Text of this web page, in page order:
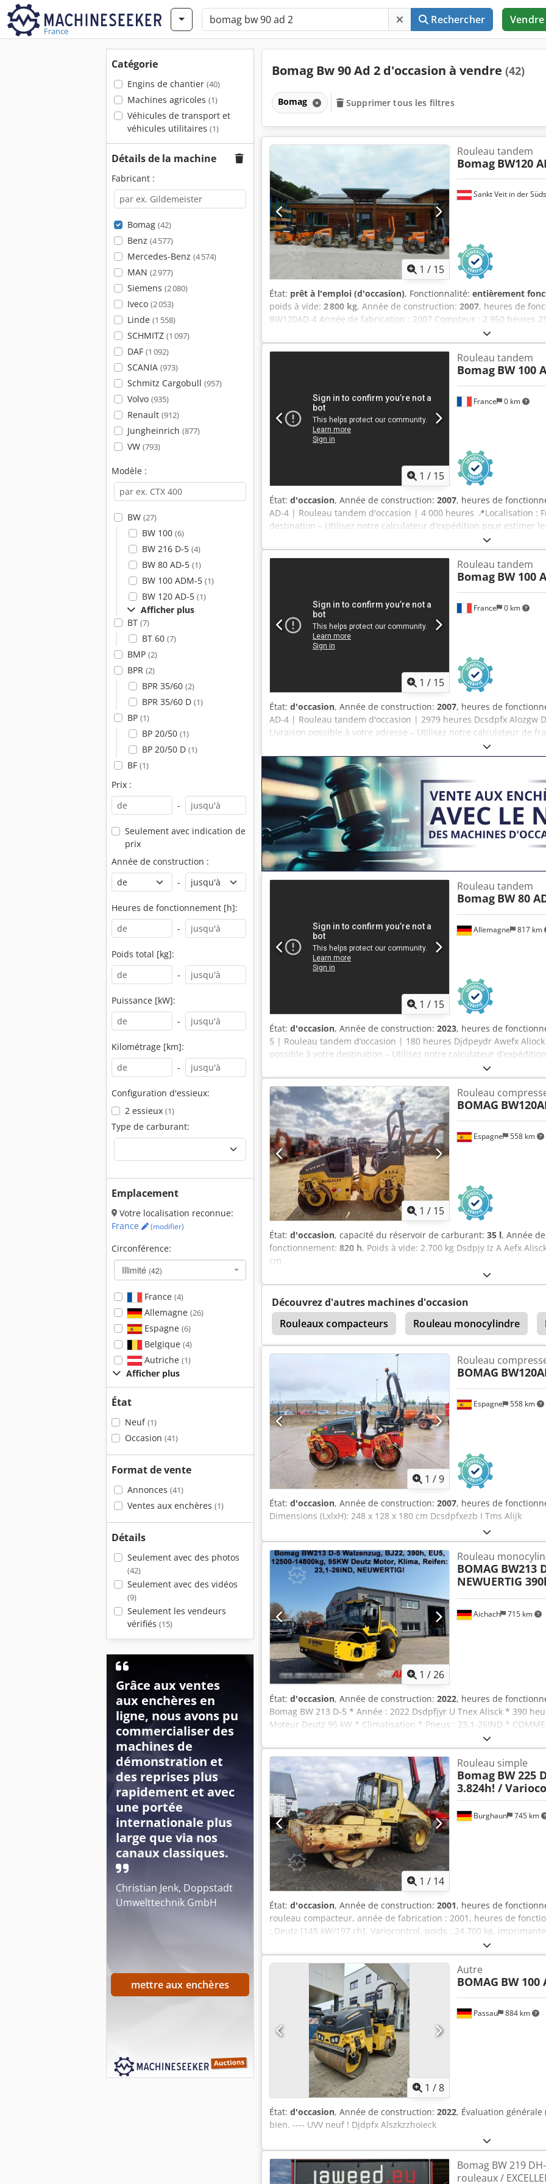
France
Rechercher Vendre
Catégorie
Engins de chantier (40)
Machines agricoles (1)
Véhicules de transport et
véhicules utilitaires (1)
Détails de la machine
Fabricant :
Bomag (42)
Benz (4 577)
Mercedes-Benz (4 574)
MAN (2 977)
Siemens (2 080)
Iveco (2 053)
Linde (1 558)
SCHMITZ (1 097)
DAF (1 092)
SCANIA (973)
Schmitz Cargobull (957)
Volvo (935)
Renault (912)
Jungheinrich (877)
VW (793)
Modèle :
BW (27)
BW 100 (6)
BW 216 D-5 (4)
BW 80 AD-5 (1)
BW 100 ADM-5 (1)
BW 120 AD-5 (1)
Afficher plus
BT (7)
BT 60 (7)
BMP (2)
BPR (2)
BPR 35/60 (2)
BPR 35/60 D (1)
BP (1)
BP 20/50 (1)
BP 20/50 D (1)
BF (1)
Prix :
-
Seulement avec indication de
prix
Année de construction :
-
Heures de fonctionnement [h]:
-
Poids total [kg]:
-
Puissance [kW]:
-
Kilométrage [km]:
-
Configuration d'essieux:
2 essieux (1)
Type de carburant:
Emplacement
Votre localisation reconnue:
France
(modifier)
Circonférence:
Illimité (42)
France (4)
Allemagne (26)
Espagne (6)
Belgique (4)
Autriche (1)
Afficher plus
État
Neuf(1)
Occasion (41)
Format de vente
Annonces (41)
Ventes aux enchères (1)
Détails
Seulement avec des photos
(42)
Seulement avec des vidéos
(9)
Seulement les vendeurs
vérifiés (15)
Grâce aux ventes
aux enchères en
ligne, nous avons pu
commercialiser des
machines de
démonstration et
des reprises plus
rapidement et avec
une portée
internationale plus
large que via nos
canaux classiques.
Christian Jenk, Doppstadt
Umwelttechnik GmbH
mettre aux enchères
Bomag Bw 90 Ad 2 d'occasion à vendre (42)
Bomag Supprimer tous les filtres
1 / 15
Sankt Veit in der
Rouleau tandem
Bomag BW120
État: prêt à l'emploi (d'occasion), Fonctionnalité: entièrement
poids à vide: 2 800 kg, Année de construction: 2007, heures de
BW120AD-4 Année de fabrication : 2007 Compteur : 2 950 heures
vente : 9 900 €, hors taxes BOMAG BW100AD-4 Année de
Compteur : 6 594 heures 25,2 kW, moteur Kubota 2 600 kg Prix de
Année de fabrication : 2006 Compteur : 4 356 heures 20,1 kW,
8 800 €, hors taxes Hamm HD 10 Année de fabrication : 2006
1 / 15
France 0 km
Rouleau tandem
Bomag BW 100
État: d'occasion, Année de construction: 2007, heures de
AD-4 | Rouleau tandem d'occasion | 4 000 heures 📍Localisation :
destination – Utilisez notre calculateur d’expédition pour estimer
maintenant pour 8 500 EUR ou faites une offre. Paiement à la
abordables (sous réserve d’approbation)* 👷‍♂️ Inspecté par un
42 approuvés ✅, 2 imperfections ℹ️, 0 dépenses ⚠️ 📌
Le compteur a été remplacé, les 200 heures ne sont donc pas
à signaler. Dcjdpfx Alozim T Hsiok 📄 Souhaitez-vous consulter le
supplémentaires ou une vidéo ? Conseil : la référence « 40959
rechercher des informations plus détaillées en ligne. 💡 Pourquoi
distinguent : ✔ Inspection approfondie par des professionnels ✔
Garantie de remboursement ✔ Options de paiement sécurisées et
options d’équipement ? Nous proposons des outils et des
opérateurs d’équipements, accessibles facilement sur notre
1 / 15
France 0 km
Rouleau tandem
Bomag BW 100
État: d'occasion, Année de construction: 2007, heures de
AD-4 | Rouleau tandem d'occasion | 2979 heures Dcsdpfx Alozgw
Livraison possible à votre adresse – Utilisez notre calculateur de
transport ! 💰 Achetez maintenant pour 8 500 EUR ou faites une
moyennant des frais réduits (sous réserve d’approbation)* 👷‍♂️
points d’inspection, 41 approuvés ✅, 2 points nécessitant une
Commentaire de l’inspecteur : Bonne machine, quelques rayures
📄 Souhaitez-vous consulter le rapport d’inspection complet, des
Conseil : la référence « 40960 Equippo » est couramment utilisée
supplémentaires en ligne. 💡 Pourquoi cette machine et notre
approfondie par des professionnels ✔ Livraison possible sur le
Options de paiement sécurisées et flexibles 🔄 Envisagez-vous
des outils et des ressources utiles à tous les propriétaires et
accessibles sur notre plateforme.
1 / 15
Allemagne 817 km
Rouleau tandem
Bomag BW 80
État: d'occasion, Année de construction: 2023, heures de
5 | Rouleau tandem d’occasion | 180 heures Djdpeydr Awefx
possible à votre destination – Utilisez notre calculateur
💰 Achetez maintenant pour 19 900 EUR ou faites une offre.
tarif avantageux (sous réserve d’approbation)* 👷‍♂️ Inspecté par
d’inspection 41 approuvés ✅ 0 imperfections ℹ️ 0 dépenses ⚠️ 📌
semble presque neuve avec très peu d’heures de service. Aucun
consulter le rapport d’inspection complet, des photos
référence "37599 Equippo" est couramment utilisée pour des
Pourquoi choisir cette machine et notre service : ✔ Inspection
Livraison possible sur site ✔ Garantie satisfait ou remboursé ✔
flexibles 🔄 Vous envisagez d’autres équipements ? Nous
tous les propriétaires et opérateurs de matériel – facilement
1 / 15
Espagne 558 km
Rouleau
BOMAG
État: d'occasion, capacité du réservoir de carburant: 35 l, Année
fonctionnement: 820 h, Poids à vide: 2.700 kg Dsdpjy Iz A Aefx
cm
Découvrez d'autres machines d'occasion
Rouleaux compacteurs
Rouleau monocylindre
Hamm 3518
1 /9
Espagne 558 km
Rouleau
BOMAG
État: d'occasion, Année de construction: 2007, heures de
Dimensions (LxlxH): 248 x 128 x 180 cm Dcsdpfxezb I Tms Alijk
1 /26
Aichach 715 km
Rouleau
BOMAG BW213
NEWUERTIG
État: d'occasion, Année de construction: 2022, heures de
Bomag BW 213 D-5 * Année : 2022 Dsdpfjyr U Tnex Alisck * 390
Moteur Deutz 95 kW * Climatisation * Pneus : 23,1-26IND * COMME
1 / 14
Burghaun 745 km
Rouleau simple
Bomag BW 225
3.824h! /
État: d'occasion, Année de construction: 2001, heures de
rouleau compacteur, année de fabrication : 2001, heures de
: Deutz [145 kW/197 ch], Variocontrol, poids : 24.700 kg,
état conforme à l’âge, prête à l’emploi. Dcsdpfxjzpdhze Aliek Sur
une offre de leasing ou de financement. M. Mihm (tél.) se tient à
renseignement complémentaire. Plus d’informations sont
d’erreurs et de vente intermédiaire ! Location possible. = Plus
renseignements, veuillez contacter Tobias Ebert.
1 /8
Passau 884 km
Autre
BOMAG BW 100
État: d'occasion, Année de construction: 2022, Évaluation générale
bien. ---- UVV neuf ! Djdpfx Alszkzzhoieck
Bomag BW 219
rouleaux /